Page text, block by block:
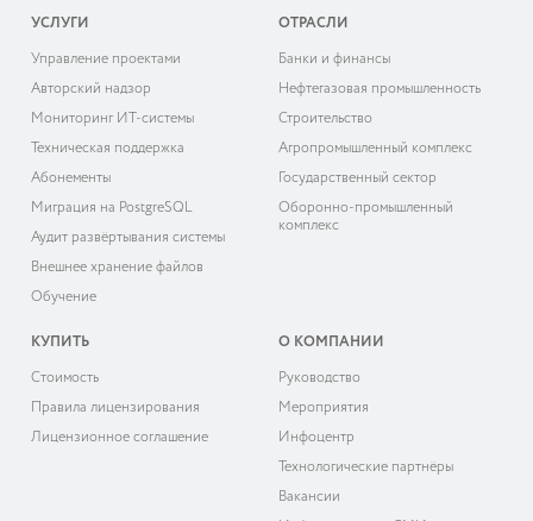
УСЛУГИ
Управление проектами
Авторский надзор
Мониторинг ИТ-системы
Техническая поддержка
Абонементы
Миграция на PostgreSQL
Аудит развёртывания системы
Внешнее хранение файлов
Обучение
ОТРАСЛИ
Банки и финансы
Нефтегазовая промышленность
Строительство
Агропромышленный комплекс
Государственный сектор
Оборонно-промышленный
комплекс
КУПИТЬ
Cтоимость
Правила лицензирования
Лицензионное соглашение
О КОМПАНИИ
Руководство
Мероприятия
Инфоцентр
Технологические партнёры
Вакансии